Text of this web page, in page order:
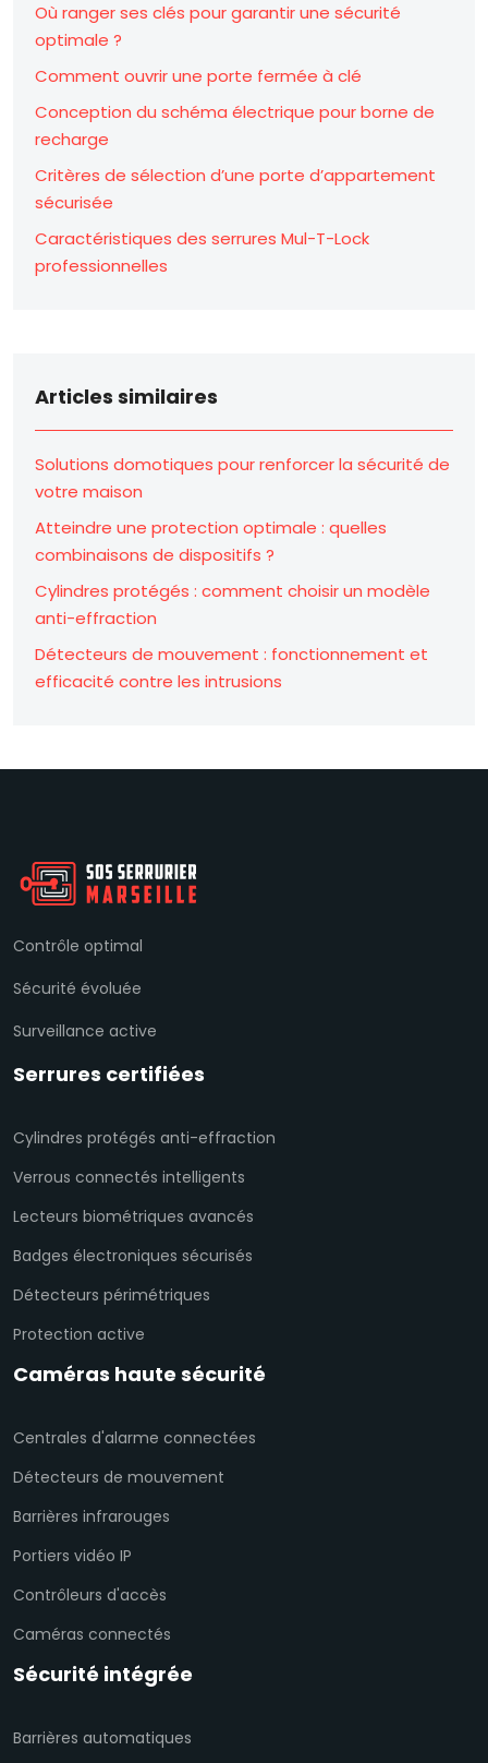
Où ranger ses clés pour garantir une sécurité
optimale ?
Comment ouvrir une porte fermée à clé
Conception du schéma électrique pour borne de
recharge
Critères de sélection d’une porte d’appartement
sécurisée
Caractéristiques des serrures Mul-T-Lock
professionnelles
Articles similaires
Solutions domotiques pour renforcer la sécurité de
votre maison
Atteindre une protection optimale : quelles
combinaisons de dispositifs ?
Cylindres protégés : comment choisir un modèle
anti-effraction
Détecteurs de mouvement : fonctionnement et
efficacité contre les intrusions
Contrôle optimal
Sécurité évoluée
Surveillance active
Serrures certifiées
Cylindres protégés anti-effraction
Verrous connectés intelligents
Lecteurs biométriques avancés
Badges électroniques sécurisés
Détecteurs périmétriques
Protection active
Caméras haute sécurité
Centrales d'alarme connectées
Détecteurs de mouvement
Barrières infrarouges
Portiers vidéo IP
Contrôleurs d'accès
Caméras connectés
Sécurité intégrée
Barrières automatiques